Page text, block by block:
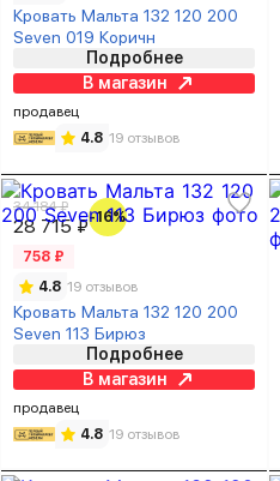
Кровать Мальта 132 120 200
Seven 019 Коричн
Подробнее
В магазин
продавец
4.8 19 отзывов
34 184 ₽
28 715 ₽-16%
758 ₽
4.8 19 отзывов
Кровать Мальта 132 120 200
Seven 113 Бирюз
Подробнее
В магазин
продавец
4.8 19 отзывов